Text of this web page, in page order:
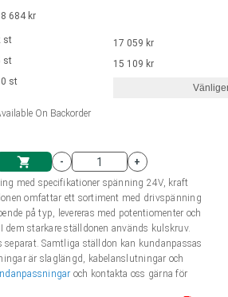
DC motorer
ställdon
684 kr
st
st
st
On Backorder
17 059 kr
15 109 kr
-
+
med specifikationer spänning 24V, kraft
omfattar ett sortiment med drivspänning
på typ, levereras med potentiomenter och
dem starkare ställdonen används kulskruv.
Samtliga ställdon kan kundanpassas
är slaglängd, kabelanslutningar och
och kontakta oss gärna för